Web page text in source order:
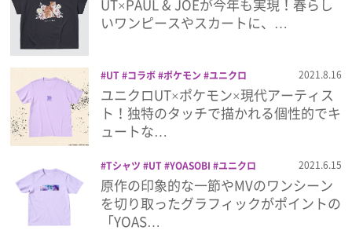
エンタメ
ライフスタイル
プレゼント
インタビュー
フィルム
UT×PAUL & JOEが今年も実現！春らし
いワンピースやスカートに、…
UT コラボ ポケモン ユニクロ 2021.8.16
ユニクロUT×ポケモン×現代アーティス
ト！独特のタッチで描かれる個性的でキ
ュートな…
Tシャツ UT YOASOBI ユニクロ 2021.6.15
原作の印象的な一節やMVのワンシーン
を切り取ったグラフィックがポイントの
「YOAS…